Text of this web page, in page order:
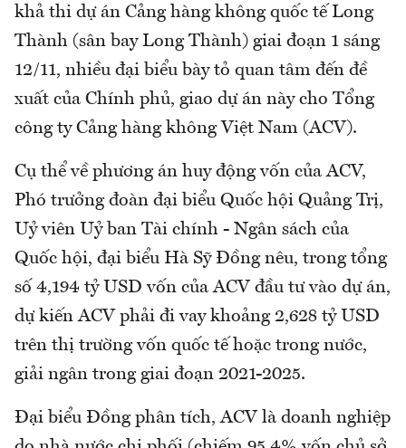
khả thi dự án Cảng hàng không quốc tế Long
Thành (sân bay Long Thành) giai đoạn 1 sáng
12/11, nhiều đại biểu bày tỏ quan tâm đến đề
xuất của Chính phủ, giao dự án này cho Tổng
công ty Cảng hàng không Việt Nam (ACV).
Cụ thể về phương án huy động vốn của ACV,
Phó trưởng đoàn đại biểu Quốc hội Quảng Trị,
Uỷ viên Uỷ ban Tài chính - Ngân sách của
Quốc hội, đại biểu Hà Sỹ Đồng nêu, trong tổng
số 4,194 tỷ USD vốn của ACV đầu tư vào dự án,
dự kiến ACV phải đi vay khoảng 2,628 tỷ USD
trên thị trường vốn quốc tế hoặc trong nước,
giải ngân trong giai đoạn 2021-2025.
Đại biểu Đồng phân tích, ACV là doanh nghiệp